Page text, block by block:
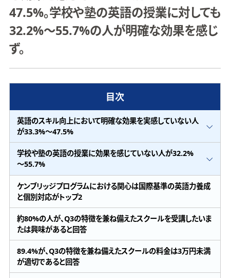
47.5%。学校や塾の英語の授業に対しても
32.2%～55.7%の人が明確な効果を感じ
ず。
目次
英語のスキル向上において明確な効果を実感していない人
が33.3%～47.5%
学校や塾の英語の授業に効果を感じていない人が32.2%
～55.7%
ケンブリッジプログラムにおける関心は国際基準の英語力養成
と個別対応がトップ2
約80%の人が、Q3の特徴を兼ね備えたスクールを受講したいま
たは興味があると回答
89.4%が、Q3の特徴を兼ね備えたスクールの料金は3万円未満
が適切であると回答